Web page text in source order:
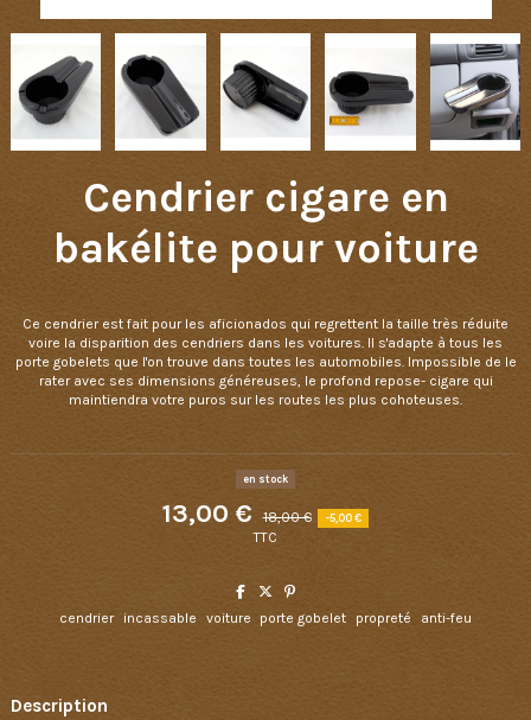
Cendrier cigare en
bakélite pour voiture
Ce cendrier est fait pour les aficionados qui regrettent la taille très réduite
voire la disparition des cendriers dans les voitures. Il s'adapte à tous les
porte gobelets que l'on trouve dans toutes les automobiles. Impossible de le
rater avec ses dimensions généreuses, le profond repose- cigare qui
maintiendra votre puros sur les routes les plus cohoteuses.
en stock
13,00 € 18,00 € -5,00 €
TTC
cendrier incassable voiture porte gobelet propreté anti-feu
Description